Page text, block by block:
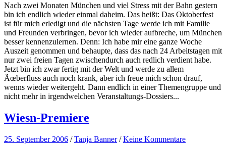
Nach zwei Monaten München und viel Stress mit der Bahn gestern
bin ich endlich wieder einmal daheim. Das heißt: Das Oktoberfest
ist für mich erledigt und die nächsten Tage werde ich mit Familie
und Freunden verbringen, bevor ich wieder aufbreche, um München
besser kennenzulernen. Denn: Ich habe mir eine ganze Woche
Auszeit genommen und behaupte, dass das nach 24 Arbeitstagen mit
nur zwei freien Tagen zwischendurch auch redlich verdient habe.
Jetzt bin ich zwar fertig mit der Welt und werde zu allem
Ãœberfluss auch noch krank, aber ich freue mich schon drauf,
wenns wieder weitergeht. Dann endlich in einer Themengruppe und
nicht mehr in irgendwelchen Veranstaltungs-Dossiers...
Wiesn-Premiere
25. September 2006 /Tanja Banner /Keine Kommentare